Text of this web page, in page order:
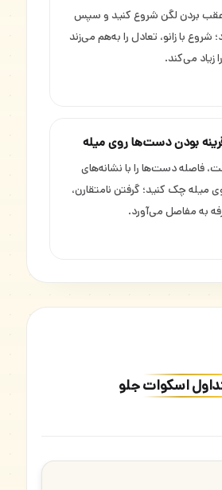
عقب بردن لگن شروع کنید و سپس
شروع با زانو، تعادل را به‌هم می‌زند
زیاد می‌کند.
بودن دست‌ها روی میله
فاصله دست‌ها را با نشانه‌های
چک کنید؛ گرفتن نامتقارن،
به مفاصل می‌آورد.
اسکوات جلو